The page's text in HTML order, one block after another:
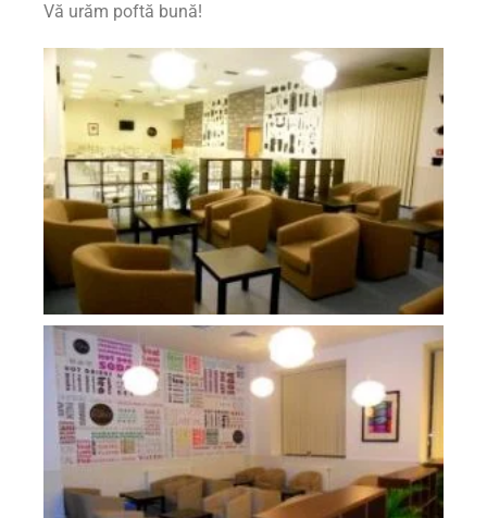
Vă urăm poftă bună!